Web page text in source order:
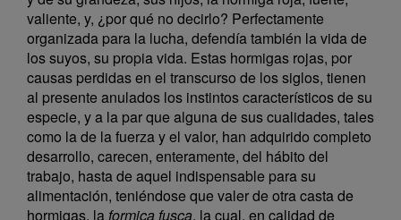
valiente, y, ¿por qué no decirlo? Perfectamente
organizada para la lucha, defendía también la vida de
los suyos, su propia vida. Estas hormigas rojas, por
causas perdidas en el transcurso de los siglos, tienen
al presente anulados los instintos característicos de su
especie, y a la par que alguna de sus cualidades, tales
como la de la fuerza y el valor, han adquirido completo
desarrollo, carecen, enteramente, del hábito del
trabajo, hasta de aquel indispensable para su
alimentación, teniéndose que valer de otra casta de
hormigas, laformica fusca, la cual, en calidad de